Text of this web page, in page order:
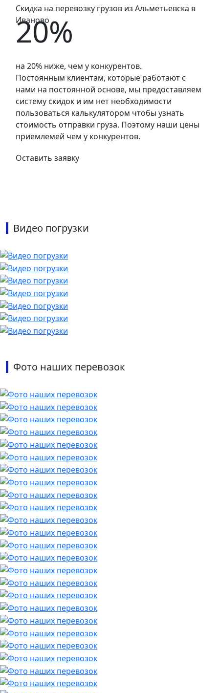
Скидка на перевозку грузов из Альметьевска в
Иваново
20%
на 20% ниже, чем у конкурентов.
Постоянным клиентам, которые работают с
нами на постоянной основе, мы предоставляем
систему скидок и им нет необходимости
пользоваться калькулятором чтобы узнать
стоимость отправки груза. Поэтому наши цены
приемлемей чем у конкурентов.
Оставить заявку
Видео погрузки
Фото наших перевозок